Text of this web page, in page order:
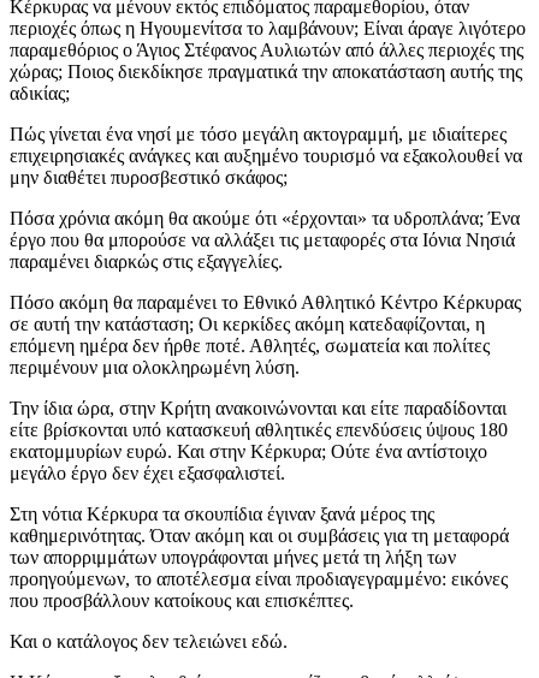
Κέρκυρας να μένουν εκτός επιδόματος παραμεθορίου, όταν
περιοχές όπως η Ηγουμενίτσα το λαμβάνουν; Είναι άραγε λιγότερο
παραμεθόριος ο Άγιος Στέφανος Αυλιωτών από άλλες περιοχές της
χώρας; Ποιος διεκδίκησε πραγματικά την αποκατάσταση αυτής της
αδικίας;
Πώς γίνεται ένα νησί με τόσο μεγάλη ακτογραμμή, με ιδιαίτερες
επιχειρησιακές ανάγκες και αυξημένο τουρισμό να εξακολουθεί να
μην διαθέτει πυροσβεστικό σκάφος;
Πόσα χρόνια ακόμη θα ακούμε ότι «έρχονται» τα υδροπλάνα; Ένα
έργο που θα μπορούσε να αλλάξει τις μεταφορές στα Ιόνια Νησιά
παραμένει διαρκώς στις εξαγγελίες.
Πόσο ακόμη θα παραμένει το Εθνικό Αθλητικό Κέντρο Κέρκυρας
σε αυτή την κατάσταση; Οι κερκίδες ακόμη κατεδαφίζονται, η
επόμενη ημέρα δεν ήρθε ποτέ. Αθλητές, σωματεία και πολίτες
περιμένουν μια ολοκληρωμένη λύση.
Την ίδια ώρα, στην Κρήτη ανακοινώνονται και είτε παραδίδονται
είτε βρίσκονται υπό κατασκευή αθλητικές επενδύσεις ύψους 180
εκατομμυρίων ευρώ. Και στην Κέρκυρα; Ούτε ένα αντίστοιχο
μεγάλο έργο δεν έχει εξασφαλιστεί.
Στη νότια Κέρκυρα τα σκουπίδια έγιναν ξανά μέρος της
καθημερινότητας. Όταν ακόμη και οι συμβάσεις για τη μεταφορά
των απορριμμάτων υπογράφονται μήνες μετά τη λήξη των
προηγούμενων, το αποτέλεσμα είναι προδιαγεγραμμένο: εικόνες
που προσβάλλουν κατοίκους και επισκέπτες.
Και ο κατάλογος δεν τελειώνει εδώ.